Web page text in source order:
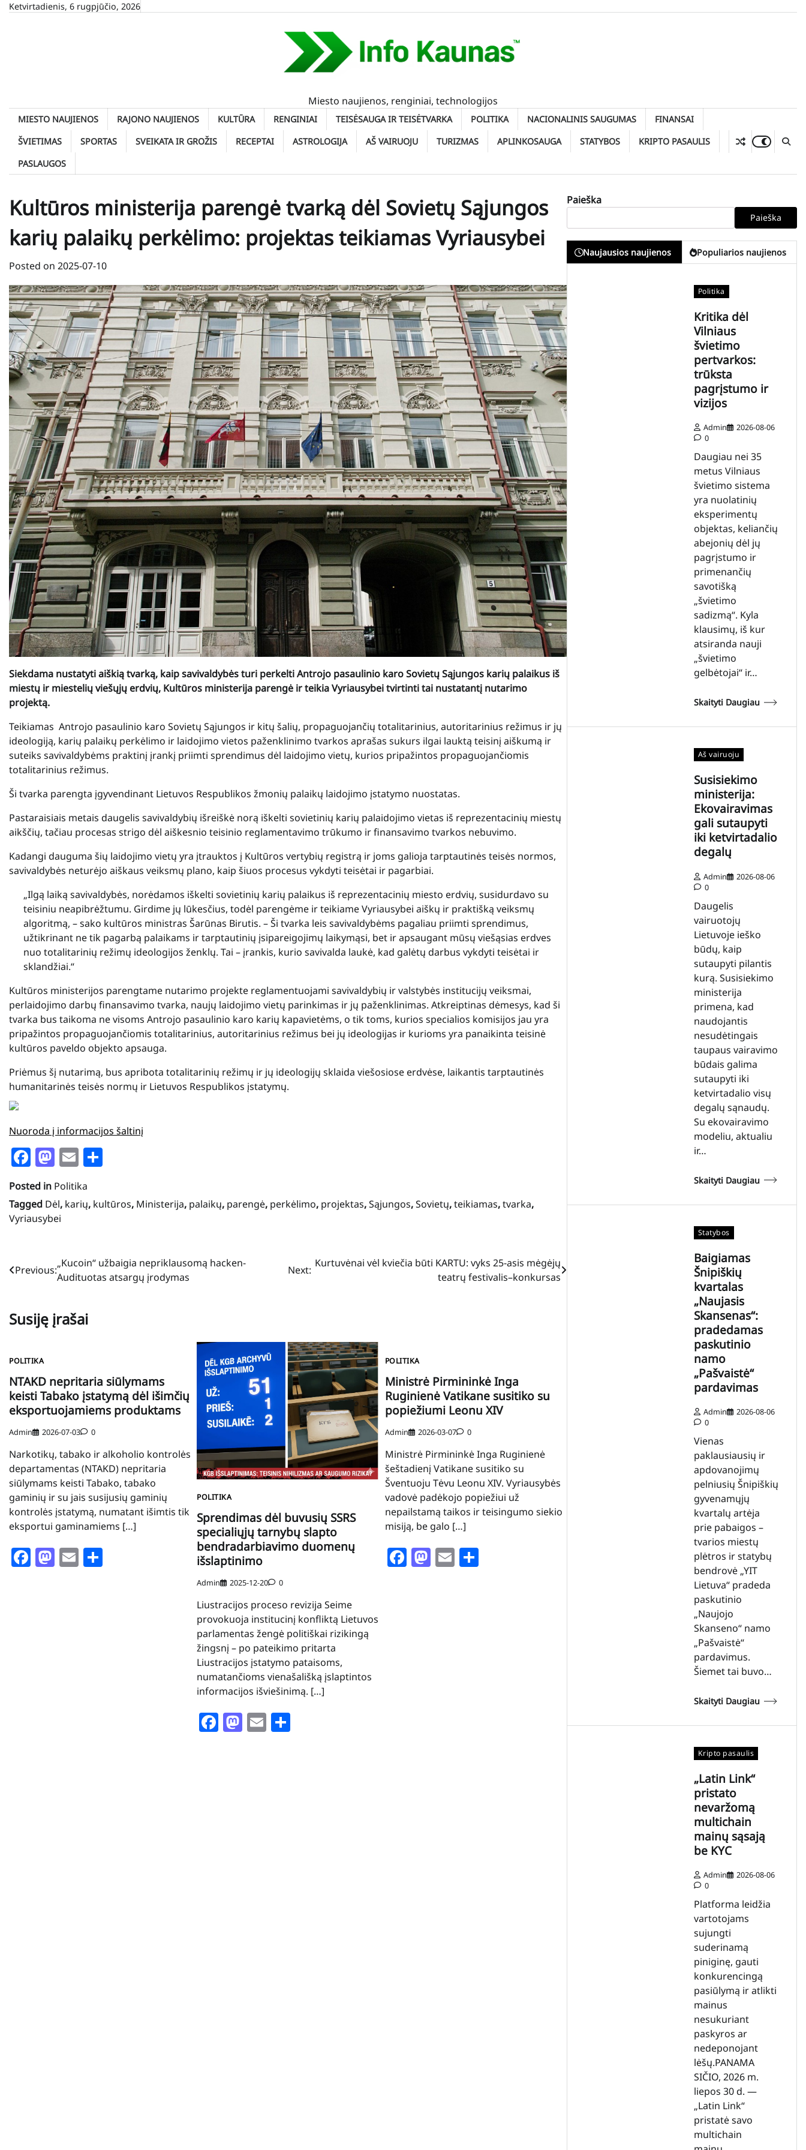
SkipKetvirtadienis, 6 rugpjūčio, 2026
Miesto naujienos, renginiai, technologijos
MIESTO NAUJIENOS RAJONO NAUJIENOS KULTŪRA RENGINIAI TEISĖSAUGA IR TEISĖTVARKA POLITIKA NACIONALINIS SAUGUMAS
FINANSAI
ŠVIETIMAS
SPORTAS SVEIKATA IR GROŽIS RECEPTAI ASTROLOGIJA AŠ VAIRUOJU TURIZMAS APLINKOSAUGA STATYBOS
KRIPTO PASAULIS
PASLAUGOS
Kultūros ministerija parengė tvarką dėl Sovietų Sąjungos
karių palaikų perkėlimo: projektas teikiamas Vyriausybei
Posted on 2025-07-10
Siekdama nustatyti aiškią tvarką, kaip savivaldybės turi perkelti Antrojo pasaulinio karo Sovietų Sąjungos karių palaikus iš
miestų ir miestelių viešųjų erdvių, Kultūros ministerija parengė ir teikia Vyriausybei tvirtinti tai nustatantį nutarimo
projektą.
Teikiamas Antrojo pasaulinio karo Sovietų Sąjungos ir kitų šalių, propaguojančių totalitarinius, autoritarinius režimus ir jų
ideologiją, karių palaikų perkėlimo ir laidojimo vietos paženklinimo tvarkos aprašas sukurs ilgai lauktą teisinį aiškumą ir
suteiks savivaldybėms praktinį įrankį priimti sprendimus dėl laidojimo vietų, kurios pripažintos propaguojančiomis
totalitarinius režimus.
Ši tvarka parengta įgyvendinant Lietuvos Respublikos žmonių palaikų laidojimo įstatymo nuostatas.
Pastaraisiais metais daugelis savivaldybių išreiškė norą iškelti sovietinių karių palaidojimo vietas iš reprezentacinių miestų
aikščių, tačiau procesas strigo dėl aiškesnio teisinio reglamentavimo trūkumo ir finansavimo tvarkos nebuvimo.
Kadangi dauguma šių laidojimo vietų yra įtrauktos į Kultūros vertybių registrą ir joms galioja tarptautinės teisės normos,
savivaldybės neturėjo aiškaus veiksmų plano, kaip šiuos procesus vykdyti teisėtai ir pagarbiai.
„Ilgą laiką savivaldybės, norėdamos iškelti sovietinių karių palaikus iš reprezentacinių miesto erdvių, susidurdavo su
teisiniu neapibrėžtumu. Girdime jų lūkesčius, todėl parengėme ir teikiame Vyriausybei aiškų ir praktišką veiksmų
algoritmą, – sako kultūros ministras Šarūnas Birutis. – Ši tvarka leis savivaldybėms pagaliau priimti sprendimus,
užtikrinant ne tik pagarbą palaikams ir tarptautinių įsipareigojimų laikymąsi, bet ir apsaugant mūsų viešąsias erdves
nuo totalitarinių režimų ideologijos ženklų. Tai – įrankis, kurio savivalda laukė, kad galėtų darbus vykdyti teisėtai ir
sklandžiai.“
Kultūros ministerijos parengtame nutarimo projekte reglamentuojami savivaldybių ir valstybės institucijų veiksmai,
perlaidojimo darbų finansavimo tvarka, naujų laidojimo vietų parinkimas ir jų paženklinimas. Atkreiptinas dėmesys, kad ši
tvarka bus taikoma ne visoms Antrojo pasaulinio karo karių kapavietėms, o tik toms, kurios specialios komisijos jau yra
pripažintos propaguojančiomis totalitarinius, autoritarinius režimus bei jų ideologijas ir kurioms yra panaikinta teisinė
kultūros paveldo objekto apsauga.
Priėmus šį nutarimą, bus apribota totalitarinių režimų ir jų ideologijų sklaida viešosiose erdvėse, laikantis tarptautinės
humanitarinės teisės normų ir Lietuvos Respublikos įstatymų.
Nuoroda į informacijos šaltinį
Facebook
Mastodon
Email
Posted in Politika
Tagged Dėl, karių, kultūros, Ministerija, palaikų, parengė, perkėlimo, projektas,Sąjungos,Sovietų,teikiamas,tvarka,
Vyriausybei
Navigacija
įrašų
Previous:
„Kucoin“ užbaigia nepriklausomą hacken-
Audituotas atsargų įrodymas
Next:
Kurtuvėnai vėl kviečia būti KARTU: vyks 25-asis mėgėjų
teatrų festivalis–konkursas
Susiję įrašai
POLITIKA
NTAKD nepritaria siūlymams
keisti Tabako įstatymą dėl išimčių
eksportuojamiems produktams
Admin 2026-07-03 0
Narkotikų, tabako ir alkoholio kontrolės
departamentas (NTAKD) nepritaria
siūlymams keisti Tabako, tabako
gaminių ir su jais susijusių gaminių
kontrolės įstatymą, numatant išimtis tik
eksportui gaminamiems […]
Facebook
Mastodon
Email
POLITIKA
Sprendimas dėl buvusių SSRS
specialiųjų tarnybų slapto
bendradarbiavimo duomenų
išslaptinimo
Admin 2025-12-20 0
Liustracijos proceso revizija Seime
provokuoja institucinį konfliktą Lietuvos
parlamentas žengė politiškai rizikingą
žingsnį – po pateikimo pritarta
Liustracijos įstatymo pataisoms,
numatančioms vienašališką įslaptintos
informacijos išviešinimą. […]
Facebook
Mastodon
Email
POLITIKA
Ministrė Pirmininkė Inga
Ruginienė Vatikane susitiko su
popiežiumi Leonu XIV
Admin 2026-03-07 0
Ministrė Pirmininkė Inga Ruginienė
šeštadienį Vatikane susitiko su
Šventuoju Tėvu Leonu XIV. Vyriausybės
vadovė padėkojo popiežiui už
nepailstamą taikos ir teisingumo siekio
misiją, be galo […]
Facebook
Mastodon
EmailShare
Paieška
Paieška
Naujausios naujienos Populiarios naujienos
Politika
Kritika dėl
Vilniaus
švietimo
pertvarkos:
trūksta
pagrįstumo ir
vizijos
Admin
2026-08-06
0
Daugiau nei 35
metus Vilniaus
švietimo sistema
yra nuolatinių
eksperimentų
objektas, keliančių
abejonių dėl jų
pagrįstumo ir
primenančių
savotišką
„švietimo
sadizmą“. Kyla
klausimų, iš kur
atsiranda nauji
„švietimo
gelbėtojai“ ir…
Skaityti Daugiau
Aš vairuoju
Susisiekimo
ministerija:
Ekovairavimas
gali sutaupyti
iki ketvirtadalio
degalų
Admin
2026-08-06
0
Daugelis
vairuotojų
Lietuvoje ieško
būdų, kaip
sutaupyti pilantis
kurą. Susisiekimo
ministerija
primena, kad
naudojantis
nesudėtingais
taupaus vairavimo
būdais galima
sutaupyti iki
ketvirtadalio visų
degalų sąnaudų.
Su ekovairavimo
modeliu, aktualiu
ir…
Skaityti Daugiau
Statybos
Baigiamas
Šnipiškių
kvartalas
„Naujasis
Skansenas“:
pradedamas
paskutinio
namo
„Pašvaistė“
pardavimas
Admin
2026-08-06
0
Vienas
paklausiausių ir
apdovanojimų
pelniusių Šnipiškių
gyvenamųjų
kvartalų artėja
prie pabaigos –
tvarios miestų
plėtros ir statybų
bendrovė „YIT
Lietuva“ pradeda
paskutinio
„Naujojo
Skanseno“ namo
„Pašvaistė“
pardavimus.
Šiemet tai buvo…
Skaityti Daugiau
Kripto pasaulis
„Latin Link“
pristato
nevaržomą
multichain
mainų sąsają
be KYC
Admin
2026-08-06
0
Platforma leidžia
vartotojams
sujungti
suderinamą
piniginę, gauti
konkurencingą
pasiūlymą ir atlikti
mainus
nesukuriant
paskyros ar
nedeponojant
lėšų.PANAMA
SIČIO, 2026 m.
liepos 30 d. —
„Latin Link“
pristatė savo
multichain